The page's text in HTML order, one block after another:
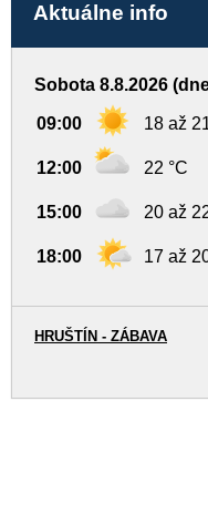
Aktuálne info
Sobota 8.8.2026
09:00 18 až
12:00 22 °C
15:00 20 až
18:00 17 až
HRUŠTÍN - ZÁBAVA